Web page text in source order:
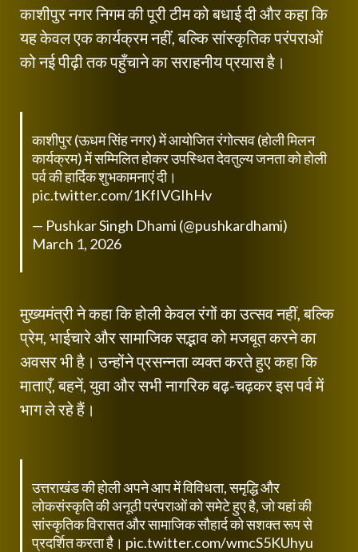
काशीपुर नगर निगम की पूरी टीम को बधाई दी और कहा कि
यह केवल एक कार्यक्रम नहीं, बल्कि सांस्कृतिक परंपराओं
को नई पीढ़ी तक पहुँचाने का सराहनीय प्रयास है।
काशीपुर (ऊधम सिंह नगर) में आयोजित रंगोत्सव (होली मिलन
कार्यक्रम) में सम्मिलित होकर उपस्थित देवतुल्य जनता को होली
पर्व की हार्दिक शुभकामनाएं दी।
pic.twitter.com/1KfIVGIhHv
— Pushkar Singh Dhami (@pushkardhami)
March 1, 2026
मुख्यमंत्री ने कहा कि होली केवल रंगों का उत्सव नहीं, बल्कि
प्रेम, भाईचारे और सामाजिक सद्भाव को मजबूत करने का
अवसर भी है। उन्होंने प्रसन्नता व्यक्त करते हुए कहा कि
माताएँ, बहनें, युवा और सभी नागरिक बढ़-चढ़कर इस पर्व में
भाग ले रहे हैं।
उत्तराखंड की होली अपने आप में विविधता, समृद्धि और
लोकसंस्कृति की अनूठी परंपराओं को समेटे हुए है, जो यहां की
सांस्कृतिक विरासत और सामाजिक सौहार्द को सशक्त रूप से
प्रदर्शित करता है। pic.twitter.com/wmcS5KUhyu